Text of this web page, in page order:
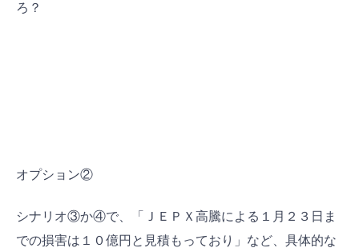
ろ？
オプション②
シナリオ③か④で、「ＪＥＰＸ高騰による１月２３日ま
での損害は１０億円と見積もっており」など、具体的な